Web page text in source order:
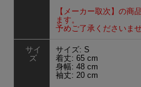
【メーカー取次】の商
ます。
予めご了承くださいませ
サイ
ズ
サイズ: S
着丈: 65 cm
身幅: 48 cm
袖丈: 20 cm